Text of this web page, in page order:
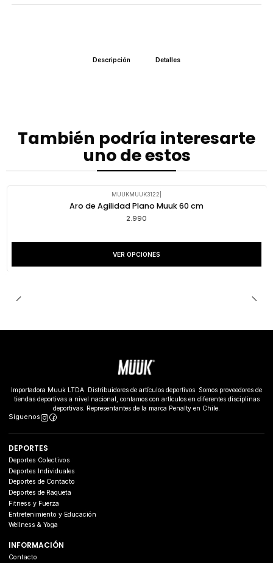
Descripción Detalles
También podría interesarte
uno de estos
MUUKMUUK3122
Aro de Agilidad Plano Muuk 60 cm
2.990
VER OPCIONES
Importadora Muuk LTDA. Distribuidores de artículos deportivos. Somos proveedores de
tiendas deportivas a nivel nacional, contamos con artículos en diferentes disciplinas
deportivas. Representantes de la marca Penalty en Chile.
Síguenos
DEPORTES
Deportes Colectivos
Deportes Individuales
Deportes de Contacto
Deportes de Raqueta
Fitness y Fuerza
Entretenimiento y Educación
Wellness & Yoga
INFORMACIÓN
Contacto